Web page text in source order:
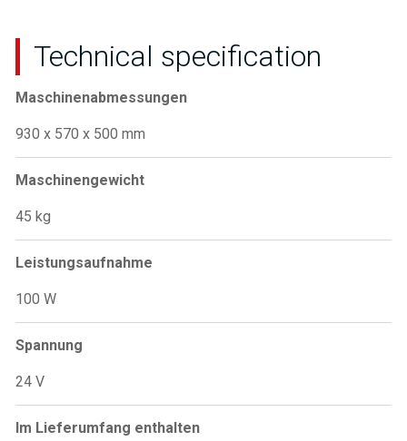
Technical specification
Maschinenabmessungen
930 x 570 x 500 mm
Maschinengewicht
45 kg
Leistungsaufnahme
100 W
Spannung
24 V
Im Lieferumfang enthalten